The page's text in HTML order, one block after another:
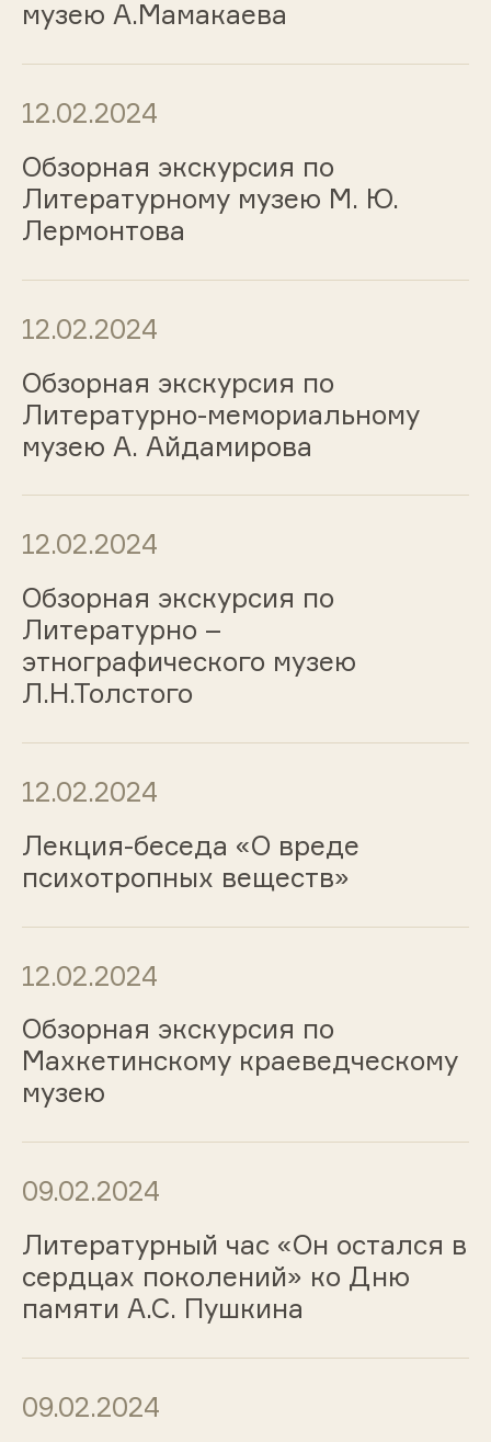
музею А.Мамакаева
12.02.2024
Обзорная экскурсия по
Литературному музею М. Ю.
Лермонтова
12.02.2024
Обзорная экскурсия по
Литературно-мемориальному
музею А. Айдамирова
12.02.2024
Обзорная экскурсия по
Литературно –
этнографического музею
Л.Н.Толстого
12.02.2024
Лекция-беседа «О вреде
психотропных веществ»
12.02.2024
Обзорная экскурсия по
Махкетинскому краеведческому
музею
09.02.2024
Литературный час «Он остался в
сердцах поколений» ко Дню
памяти А.С. Пушкина
09.02.2024